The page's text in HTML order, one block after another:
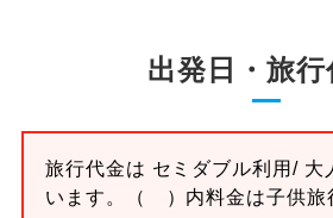
出発日・旅行
旅行代金は セミダブル利用/ 大
います。
（ ）内料金は子供旅